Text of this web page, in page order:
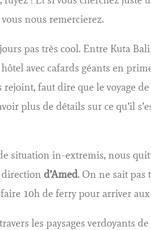
vous nous remercierez.
pas très cool. Entre Kuta
avec cafards géants en
faut dire que le voyage
plus de détails sur ce qu’il
situation in-extremis, nous
d’Amed. On ne sait pas
10h de ferry pour arriver
les paysages verdoyants